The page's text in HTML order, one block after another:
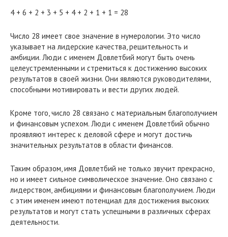
4 + 6 + 2 + 3 + 5 + 4 + 2 + 1 + 1 = 28
Число 28 имеет свое значение в нумерологии. Это число
указывает на лидерские качества, решительность и
амбиции. Люди с именем Довлетбий могут быть очень
целеустремленными и стремиться к достижению высоких
результатов в своей жизни. Они являются руководителями,
способными мотивировать и вести других людей.
Кроме того, число 28 связано с материальным благополучием
и финансовым успехом. Люди с именем Довлетбий обычно
проявляют интерес к деловой сфере и могут достичь
значительных результатов в области финансов.
Таким образом, имя Довлетбий не только звучит прекрасно,
но и имеет сильное символическое значение. Оно связано с
лидерством, амбициями и финансовым благополучием. Люди
с этим именем имеют потенциал для достижения высоких
результатов и могут стать успешными в различных сферах
деятельности.